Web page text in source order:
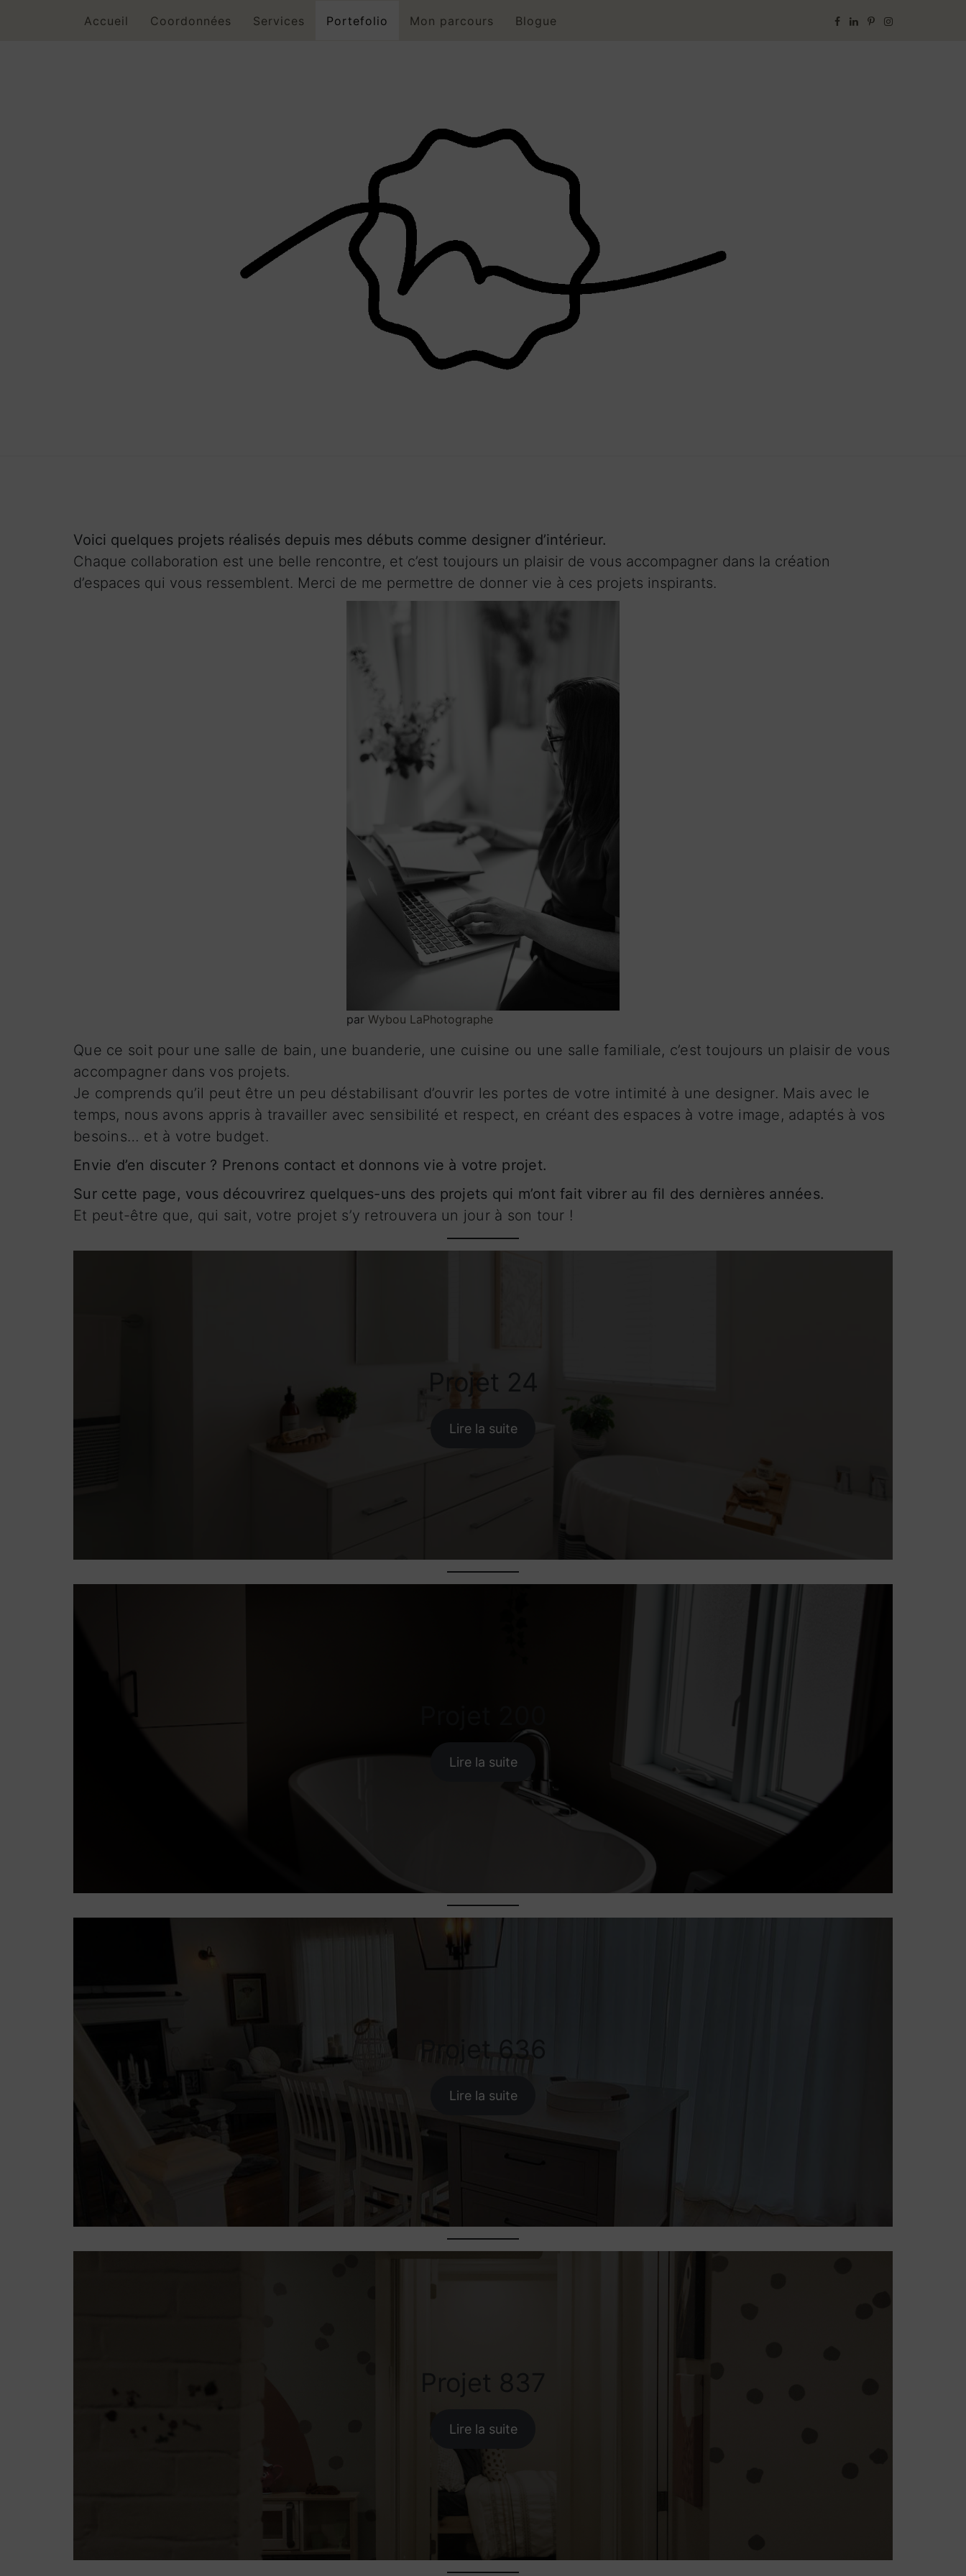
Accueil Coordonnées Services Portefolio Mon parcours Blogue
Voici quelques projets réalisés depuis mes débuts comme designer d’intérieur.
Chaque collaboration est une belle rencontre, et c’est toujours un plaisir de vous accompagner dans la création
d’espaces qui vous ressemblent. Merci de me permettre de donner vie à ces projets inspirants.
par Wybou LaPhotographe
Que ce soit pour une salle de bain, une buanderie, une cuisine ou une salle familiale, c’est toujours un plaisir de vous
accompagner dans vos projets.
Je comprends qu’il peut être un peu déstabilisant d’ouvrir les portes de votre intimité à une designer. Mais avec le
temps, nous avons appris à travailler avec sensibilité et respect, en créant des espaces à votre image, adaptés à vos
besoins… et à votre budget.
Envie d’en discuter ? Prenons contact et donnons vie à votre projet.
Sur cette page, vous découvrirez quelques-uns des projets qui m’ont fait vibrer au fil des dernières années.
Et peut-être que, qui sait, votre projet s’y retrouvera un jour à son tour !
Projet 24
Lire la suite
Lire la suite
Lire la suite
Lire la suite